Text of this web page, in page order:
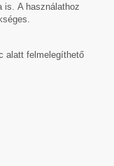
is. A használathoz
alatt felmelegíthető